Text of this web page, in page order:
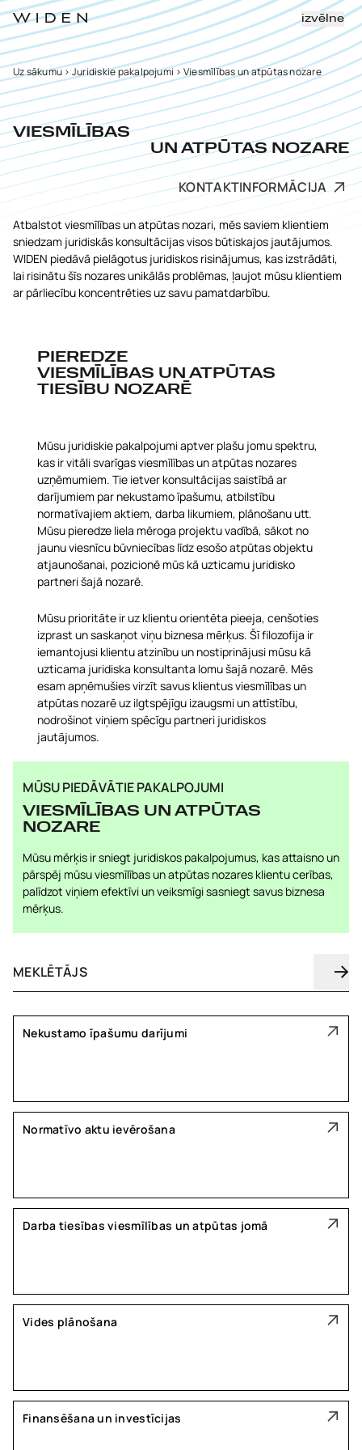
izvēlne
Uz sākumu> Juridiskie pakalpojumi > Viesmīlības un atpūtas nozare
VIESMĪLĪBAS
UN ATPŪTAS NOZARE
KONTAKTINFORMĀCIJA
Atbalstot viesmīlības un atpūtas nozari, mēs saviem klientiem
sniedzam juridiskās konsultācijas visos būtiskajos jautājumos.
WIDEN piedāvā pielāgotus juridiskos risinājumus, kas izstrādāti,
lai risinātu šīs nozares unikālās problēmas, ļaujot mūsu klientiem
ar pārliecību koncentrēties uz savu pamatdarbību.
PIEREDZE
VIESMĪLĪBAS UN ATPŪTAS
TIESĪBU NOZARĒ
Mūsu juridiskie pakalpojumi aptver plašu jomu spektru,
kas ir vitāli svarīgas viesmīlības un atpūtas nozares
uzņēmumiem. Tie ietver konsultācijas saistībā ar
darījumiem par nekustamo īpašumu, atbilstību
normatīvajiem aktiem, darba likumiem, plānošanu utt.
Mūsu pieredze liela mēroga projektu vadībā, sākot no
jaunu viesnīcu būvniecības līdz esošo atpūtas objektu
atjaunošanai, pozicionē mūs kā uzticamu juridisko
partneri šajā nozarē.
Mūsu prioritāte ir uz klientu orientēta pieeja, cenšoties
izprast un saskaņot viņu biznesa mērķus. Šī filozofija ir
iemantojusi klientu atzinību un nostiprinājusi mūsu kā
uzticama juridiska konsultanta lomu šajā nozarē. Mēs
esam apņēmušies virzīt savus klientus viesmīlības un
atpūtas nozarē uz ilgtspējīgu izaugsmi un attīstību,
nodrošinot viņiem spēcīgu partneri juridiskos
jautājumos.
MŪSU PIEDĀVĀTIE PAKALPOJUMI
VIESMĪLĪBAS UN ATPŪTAS
NOZARE
Mūsu mērķis ir sniegt juridiskos pakalpojumus, kas attaisno un
pārspēj mūsu viesmīlības un atpūtas nozares klientu cerības,
palīdzot viņiem efektīvi un veiksmīgi sasniegt savus biznesa
mērķus.
Nekustamo īpašumu darījumi
Normatīvo aktu ievērošana
Darba tiesības viesmīlības un atpūtas jomā
Vides plānošana
Finansēšana un investīcijas